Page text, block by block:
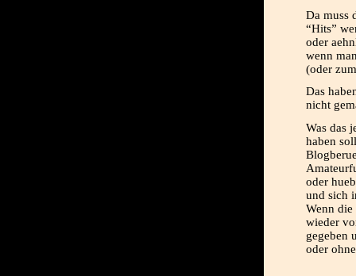
Da muss
“Hits”
oder
wenn
(oder
Das
nicht
Was das
haben
oder
und sich
Wenn
wieder
gegeben
oder